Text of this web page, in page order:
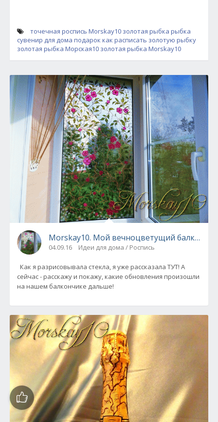
точечная роспись Morskay10 золотая рыбка рыбка
сувенир для дома подарок как расписать золотую рыбку
золотая рыбка Морская10 золотая рыбка Morskay10
Morskay10. Мой вечноцветущий балкон-2
04.09.16 Идеи для дома / Роспись
Как я разрисовывала стекла, я уже рассказала ТУТ! А
сейчас - расскажу и покажу, какие обновления произошли